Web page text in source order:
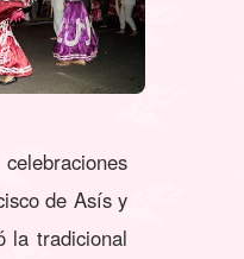
de Asís y
la tradicional